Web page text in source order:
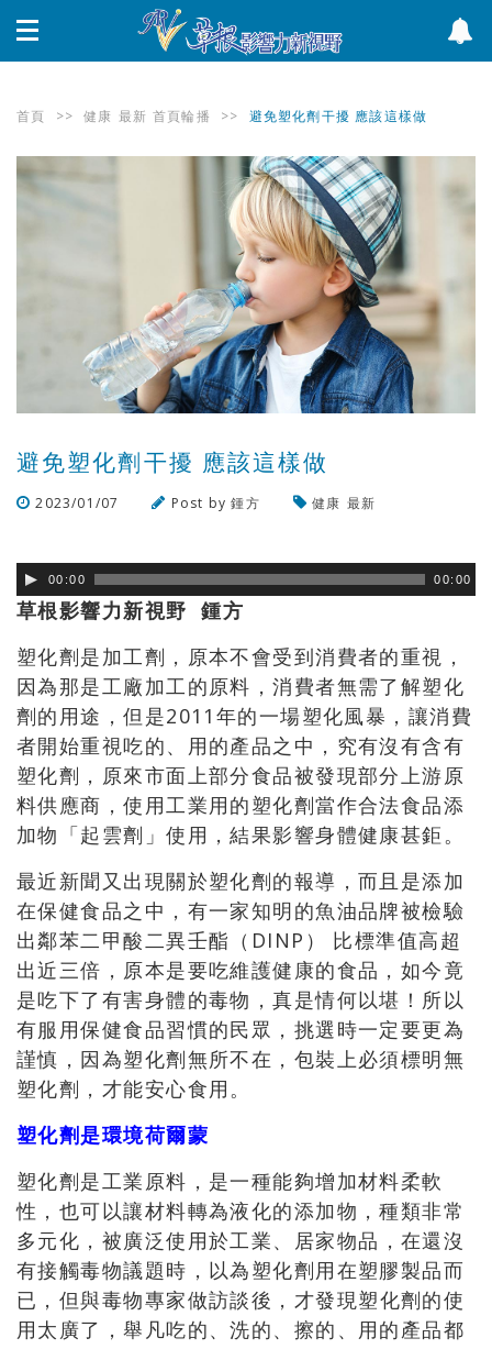
首頁 >> 健康 最新 首頁輪播 >> 避免塑化劑干擾 應該這樣做
避免塑化劑干擾 應該這樣做
2023/01/07 Post by鍾方 健康 最新
00:00 00:00
草根影響力新視野 鍾方
塑化劑是加工劑，原本不會受到消費者的重視，
因為那是工廠加工的原料，消費者無需了解塑化
劑的用途，但是2011年的一場塑化風暴，讓消費
者開始重視吃的、用的產品之中，究有沒有含有
塑化劑，原來市面上部分食品被發現部分上游原
料供應商，使用工業用的塑化劑當作合法食品添
加物「起雲劑」使用，結果影響身體健康甚鉅。
最近新聞又出現關於塑化劑的報導，而且是添加
在保健食品之中，有一家知明的魚油品牌被檢驗
出鄰苯二甲酸二異壬酯（DINP） 比標準值高超
出近三倍，原本是要吃維護健康的食品，如今竟
是吃下了有害身體的毒物，真是情何以堪！所以
有服用保健食品習慣的民眾，挑選時一定要更為
謹慎，因為塑化劑無所不在，包裝上必須標明無
塑化劑，才能安心食用。
塑化劑是環境荷爾蒙
塑化劑是工業原料，是一種能夠增加材料柔軟
性，也可以讓材料轉為液化的添加物，種類非常
多元化，被廣泛使用於工業、 居家物品 ，在還沒
有接觸毒物議題時，以為塑化劑用在塑膠製品而
已 ， 但與毒物專家做訪談後 ，才發現塑化劑的使
用太廣了，舉凡吃的、洗的、擦的、用的產品都